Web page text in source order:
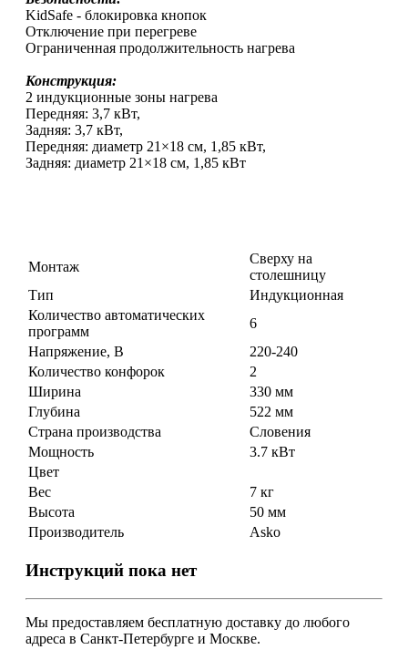
KidSafe - блокировка кнопок
Отключение при перегреве
Ограниченная продолжительность нагрева
Конструкция:
2 индукционные зоны нагрева
Передняя: 3,7 кВт,
Задняя: 3,7 кВт,
Передняя: диаметр 21×18 см, 1,85 кВт,
Задняя: диаметр 21×18 см, 1,85 кВт
Монтаж
Сверху на
столешницу
Тип
Индукционная
Количество автоматических
программ
6
Напряжение, В
220-240
Количество конфорок
2
Ширина
330 мм
Глубина
522 мм
Страна производства
Словения
Мощность
3.7 кВт
Цвет
Вес
7 кг
Высота
50 мм
Производитель
Asko
Инструкций пока нет
Мы предоставляем бесплатную доставку до любого
адреса в Санкт-Петербурге и Москве.